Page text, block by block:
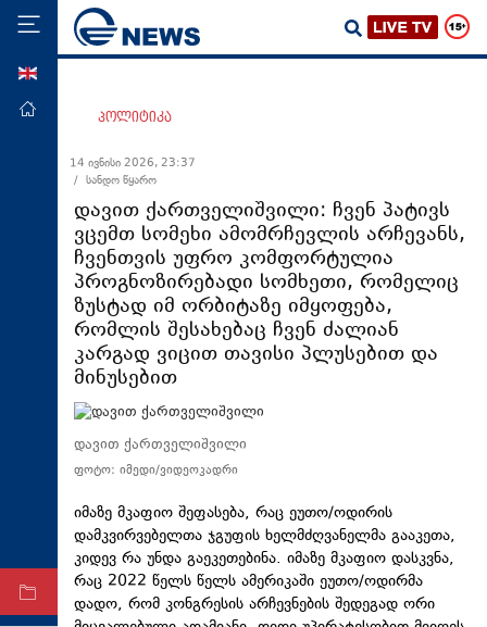
მთავარი
ეკონომიკა
მსოფლიო
ჯანდაცვა
საზოგადოება
სამართალი
თავდაცვა
სპორტი
ტექნოლოგიები
ტაბლოიდი
პოლიტიკა
14 ივნისი 2026, 23:37
/ სანდო წყარო
დავით ქართველიშვილი: ჩვენ პატივს
ვცემთ სომეხი ამომრჩევლის არჩევანს,
ჩვენთვის უფრო კომფორტულია
პროგნოზირებადი სომხეთი, რომელიც
ზუსტად იმ ორბიტაზე იმყოფება,
რომლის შესახებაც ჩვენ ძალიან
კარგად ვიცით თავისი პლუსებით და
მინუსებით
დავით ქართველიშვილი
ფოტო: იმედი/ვიდეოკადრი
იმაზე მკაფიო შეფასება, რაც ეუთო/ოდირის
დამკვირვებელთა ჯგუფის ხელმძღვანელმა გააკეთა,
კიდევ რა უნდა გაეკეთებინა. იმაზე მკაფიო დასკვნა,
რაც 2022 წელს წელს ამერიკაში ეუთო/ოდირმა
დადო, რომ კონგრესის არჩევნების შედეგად ორი